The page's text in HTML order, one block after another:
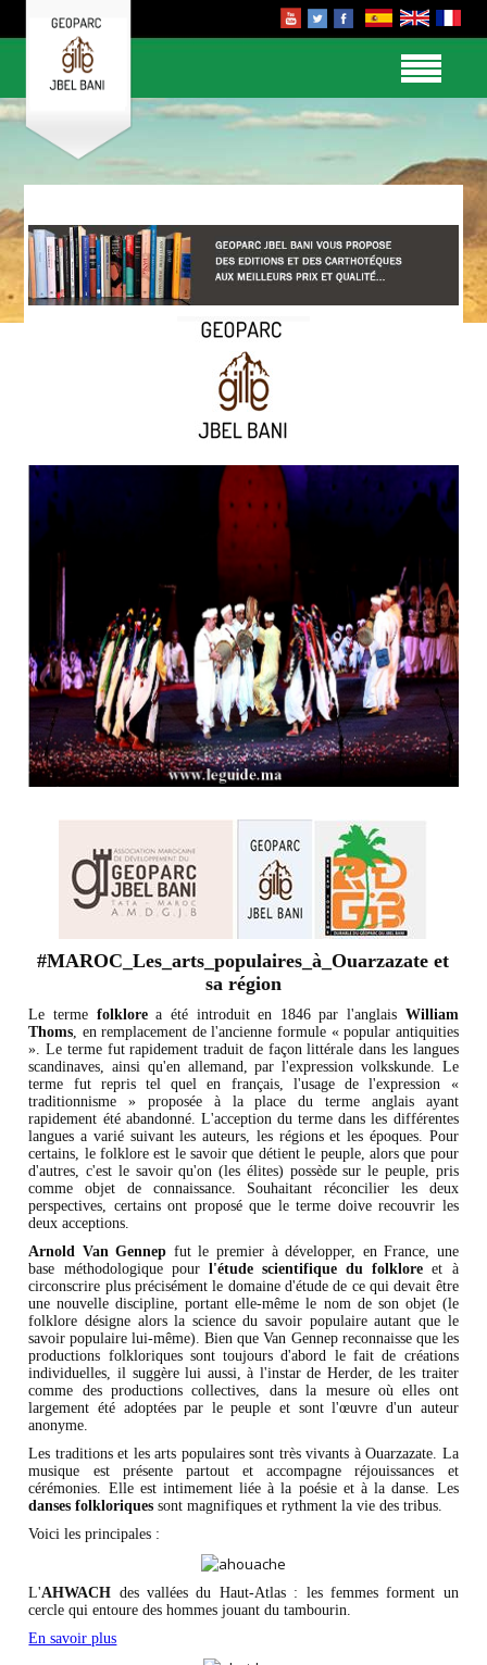
#MAROC_Les_arts_populaires_à_Ouarzazate et
sa région
Le terme folklorea été introduit en 1846 par l'anglais William
Thoms, en remplacement de l'ancienne formule « popular antiquities
». Le terme fut rapidement traduit de façon littérale dans les langues
scandinaves, ainsi qu'en allemand, par l'expression volkskunde. Le
terme fut repris tel quel en français, l'usage de l'expression «
traditionnisme » proposée à la place du terme anglais ayant
rapidement été abandonné. L'acception du terme dans les différentes
langues a varié suivant les auteurs, les régions et les époques. Pour
certains, le folklore est le savoir que détient le peuple, alors que pour
d'autres, c'est le savoir qu'on (les élites) possède sur le peuple, pris
comme objet de connaissance. Souhaitant réconcilier les deux
perspectives, certains ont proposé que le terme doive recouvrir les
deux acceptions.
Arnold Van Gennep fut le premier à développer, en France, une
base méthodologique pour l'étude scientifique du folklore et à
circonscrire plus précisément le domaine d'étude de ce qui devait être
une nouvelle discipline, portant elle-même le nom de son objet (le
folklore désigne alors la science du savoir populaire autant que le
savoir populaire lui-même). Bien que Van Gennep reconnaisse que les
productions folkloriques sont toujours d'abord le fait de créations
individuelles, il suggère lui aussi, à l'instar de Herder, de les traiter
comme des productions collectives, dans la mesure où elles ont
largement été adoptées par le peuple et sont l'œuvre d'un auteur
anonyme.
Les traditions et les arts populaires sont très vivants à Ouarzazate. La
musique est présente partout et accompagne réjouissances et
cérémonies. Elle est intimement liée à la poésie et à la danse. Les
danses folkloriques sont magnifiques et rythment la vie des tribus.
Voici les principales :
L'AHWACH des vallées du Haut-Atlas : les femmes forment un
cercle qui entoure des hommes jouant du tambourin.
En savoir plus